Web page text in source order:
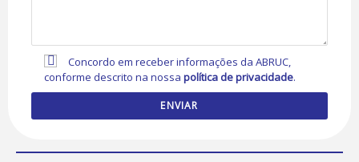
Concordo em receber informações da ABRUC,
conforme descrito na nossapolítica de privacidade.